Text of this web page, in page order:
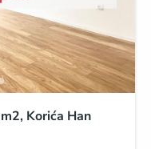
Korića Han